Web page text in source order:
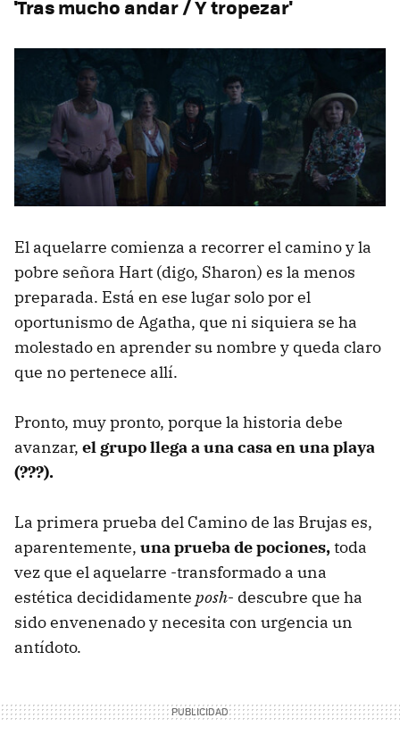
'Tras mucho andar / Y tropezar'
El aquelarre comienza a recorrer el camino y la
pobre señora Hart (digo, Sharon) es la menos
preparada. Está en ese lugar solo por el
oportunismo de Agatha, que ni siquiera se ha
molestado en aprender su nombre y queda claro
que no pertenece allí.
Pronto, muy pronto, porque la historia debe
avanzar, el grupo llega a una casa en una playa
(???).
La primera prueba del Camino de las Brujas es,
aparentemente, una prueba de pociones,toda
vez que el aquelarre -transformado a una
estética decididamente posh- descubre que ha
sido envenenado y necesita con urgencia un
antídoto.